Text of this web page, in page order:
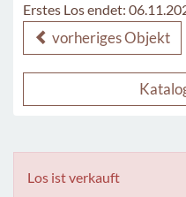
Erstes Los endet:
vorheriges Objekt
Los ist verkauft